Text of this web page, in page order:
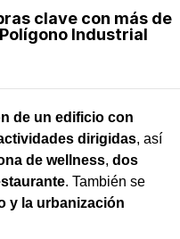
clave con más de
Industrial
de un edificio con
dirigidas, así
de wellness, dos
. También se
y la urbanización